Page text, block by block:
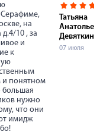
Серафиме,
на
10 , за
и
к
и понятном
большая
нужно
что они
имидж
Татьяна
Девяткина
07 июля